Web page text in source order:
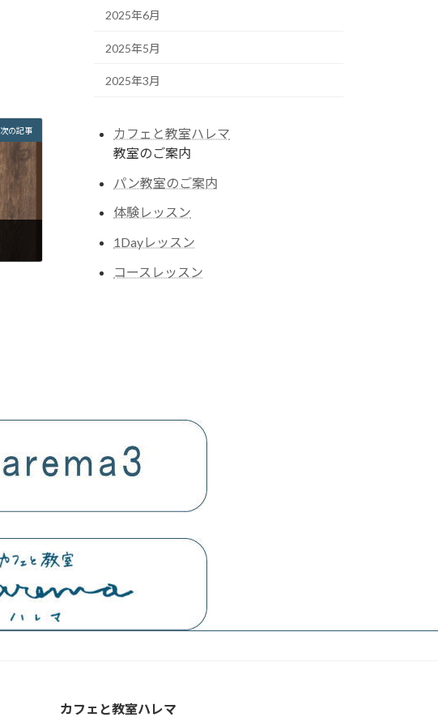
次の記事
2025年6月
2025年5月
2025年3月
カフェと教室ハレマ
教室のご案内
パン教室のご案内
体験レッスン
1Dayレッスン
コースレッスン
カフェと教室ハレマ